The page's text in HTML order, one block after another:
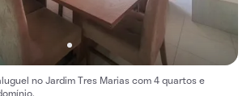
no Jardim Tres Marias com 4 quartos e